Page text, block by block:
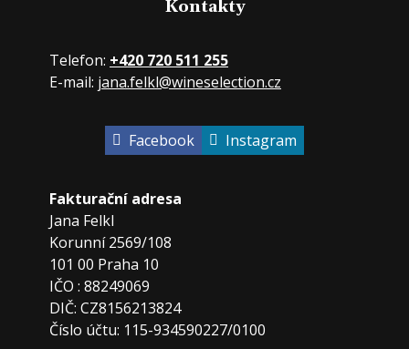
Kontakty
Telefon: +420 720 511 255
E-mail: jana.felkl@wineselection.cz
Facebook Instagram
Fakturační adresa
Jana Felkl
Korunní 2569/108
101 00 Praha 10
IČO : 88249069
DIČ: CZ8156213824
Číslo účtu: 115-934590227/0100